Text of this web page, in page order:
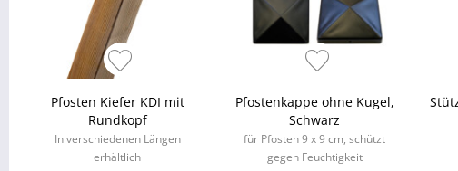
Pfosten Kiefer KDI mit
Rundkopf
In verschiedenen Längen
erhältlich
Pfostenkappe ohne Kugel,
Schwarz
für Pfosten 9 x 9 cm, schützt
gegen Feuchtigkeit